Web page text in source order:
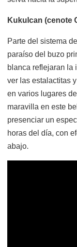
Kukulcan (cenote
Parte del sistema
paraíso del buzo
blanca reflejaran la
ver las estalactitas
en varios lugares
maravilla en este
presenciar un
horas del día, con
abajo.